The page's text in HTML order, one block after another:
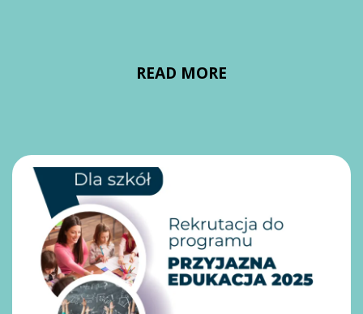
READ MORE